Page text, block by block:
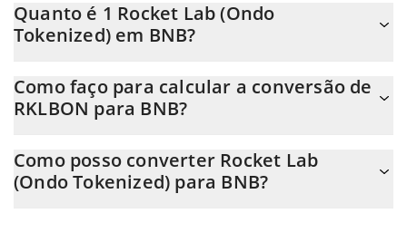
Quanto é 1 Rocket Lab (Ondo
Tokenized) em BNB?
constante mudança.
Como faço para calcular a conversão de
RKLBON para BNB?
calcular facilmente o preço de conversão do RKLBON para BNB
simplesmente inserindo a quantidade de Rocket Lab (Ondo
Como posso converter Rocket Lab
(Ondo Tokenized) para BNB?